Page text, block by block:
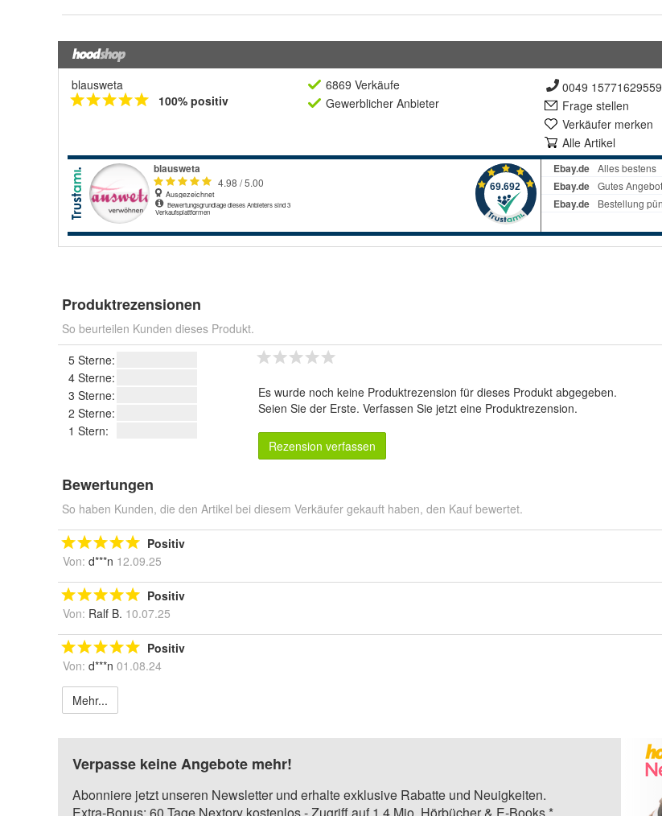
blausweta
100% positiv
6869 Verkäufe
Gewerblicher Anbieter
0049 15771629559
Frage stellen
Verkäufer merken
Alle Artikel
Produktrezensionen
So beurteilen Kunden dieses Produkt.
5 Sterne:
4 Sterne:
3 Sterne:
2 Sterne:
1 Stern:
Es wurde noch keine Produktrezension für dieses Produkt abgegeben.
Seien Sie der Erste. Verfassen Sie jetzt eine Produktrezension.
Rezension verfassen
Bewertungen
So haben Kunden, die den Artikel bei diesem Verkäufer gekauft haben, den Kauf bewertet.
Positiv
Von: d***n 12.09.25
Positiv
Von: Ralf B. 10.07.25
Positiv
Von: d***n 01.08.24
Mehr...
Verpasse keine Angebote mehr!
Abonniere jetzt unseren Newsletter und erhalte exklusive Rabatte und Neuigkeiten.